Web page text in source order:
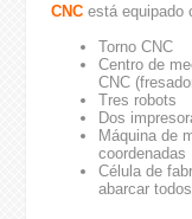
CNCestá equipado
Torno CNC
Centro de
CNC
Tres robots
Dos
Máquina de
coordenadas
Célula de
abarcar